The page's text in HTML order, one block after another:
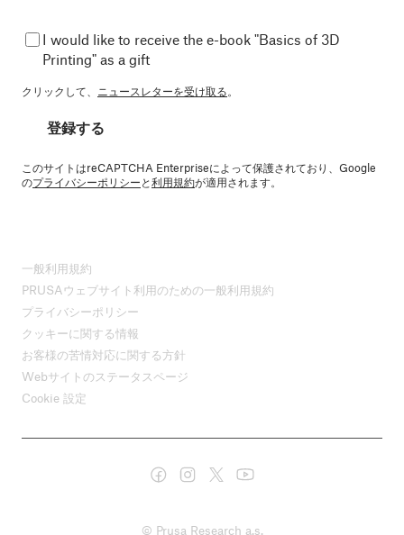
I would like to receive the e-book "Basics of 3D
Printing" as a gift
クリックして、 ニュースレターを受け取る。
登録する
このサイトはreCAPTCHA Enterpriseによって保護されており、Google
のプライバシーポリシーと利用規約が適用されます。
一般利用規約
PRUSAウェブサイト利用のための一般利用規約
プライバシーポリシー
クッキーに関する情報
お客様の苦情対応に関する方針
Webサイトのステータスページ
Cookie 設定
© Prusa Research a.s.